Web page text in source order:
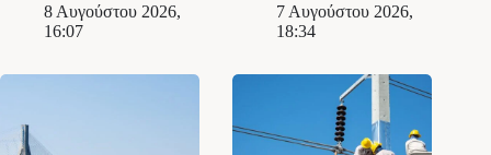
8 Αυγούστου 2026,
16:07
7 Αυγούστου 2026,
18:34